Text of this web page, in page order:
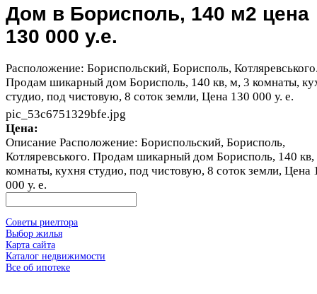
Дом в Борисполь, 140 м2 цена
130 000 у.е.
Расположение: Бориспольский, Борисполь,
Продам шикарный дом Борисполь, 140 кв, м, 3 комнаты,
студио, под чистовую, 8 соток земли, Цена 130 000 у. е.
pic_53c6751329bfe.jpg
Цена:
Описание Расположение: Бориспольский, Борисполь,
Котляревського. Продам шикарный дом Борисполь, 140
комнаты, кухня студио, под чистовую, 8 соток земли, Цена
000 у. е.
Советы риелтора
Выбор жилья
Карта сайта
Каталог недвижимости
Все об ипотеке